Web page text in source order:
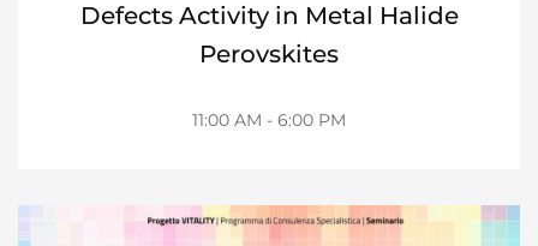
Defects Activity in Metal Halide
Perovskites
11:00 AM - 6:00 PM